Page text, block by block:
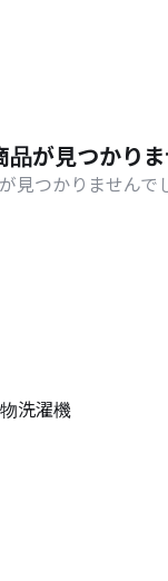
が見つかりま
見つかりませんで
洗濯機